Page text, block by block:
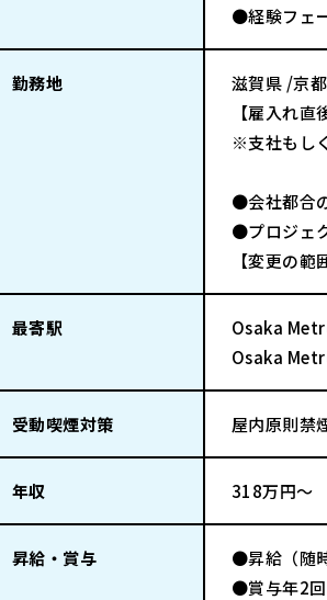
●経験フェ
勤務地
滋賀県 /京
【雇入れ
※支社もし
●会社都合
●プロジェ
【変更の範
最寄駅
Osaka
Osaka
受動喫煙対策 屋内原則禁
年収 318万円～
昇給・賞与
●昇給（随時
●賞与年2回